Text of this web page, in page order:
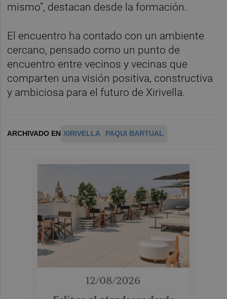
mismo”, destacan desde la formación.
El encuentro ha contado con un ambiente
cercano, pensado como un punto de
encuentro entre vecinos y vecinas que
comparten una visión positiva, constructiva
y ambiciosa para el futuro de Xirivella.
ARCHIVADO EN XIRIVELLA PAQUI BARTUAL